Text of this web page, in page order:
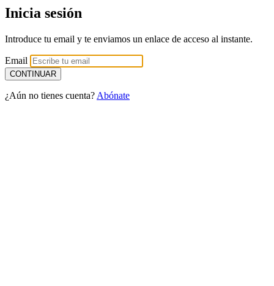
Inicia sesión
Introduce tu email y te enviamos un enlace de acceso al instante.
Email
¿Aún no tienes cuenta? Abónate